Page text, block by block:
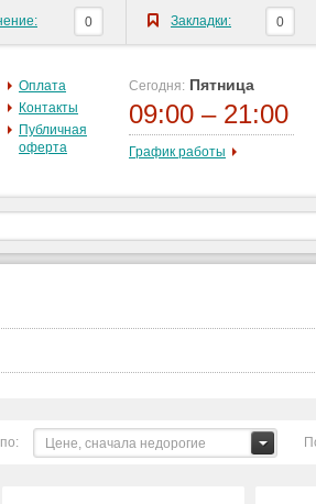
Оплата
Контакты
Публичная
оферта
Сегодня: Пятница
09:00 – 21:00
График работы
Цене, сначала недорогие
Закладки: 0
0